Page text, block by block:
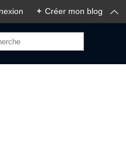
+ Créer mon blog